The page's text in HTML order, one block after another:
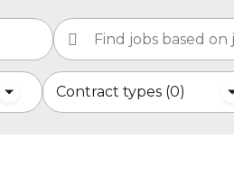
Contract types 0